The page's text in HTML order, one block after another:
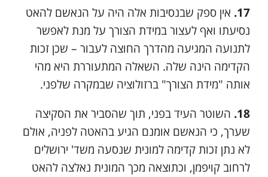
17. אין ספק שבנסיבות אלה היה על הנאשם להאט
נסיעתו ואף לעצור במידת הצורך על מנת לאפשר
לתנועה המגיעה מהדרך החוצה לעבור – שכן זכות
הקדימה הינה שלה. השאלה המתעוררת היא מהי
אותה "מידת הצורך" ברזולוציה שבמקרה שלפני.
18. השוטר העיד בפני, תוך שהסביר את הסקיצה
שערך, כי הנאשם אומנם הגיע בהאטה לפניה, אולם
לא נתן זכות קדימה למונית שנסעה משד' ירושלים
לרחוב קויפמן, וכתוצאה מכך המונית נאלצה להאט